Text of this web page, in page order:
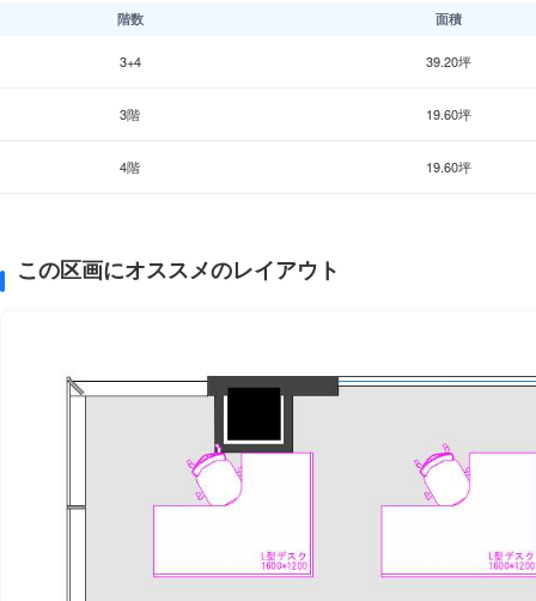
階数 面積
3+4 39.20坪
3階 19.60坪
4階 19.60坪
この区画にオススメのレイアウト